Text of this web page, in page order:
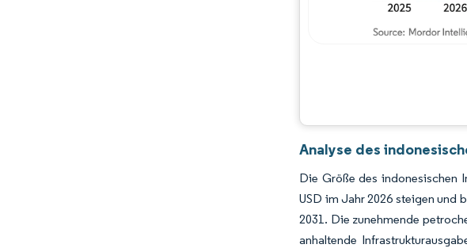
Analyse des
Die Größe des indonesischen
USD im Jahr 2026 steigen und
2031. Die zunehmende
anhaltende